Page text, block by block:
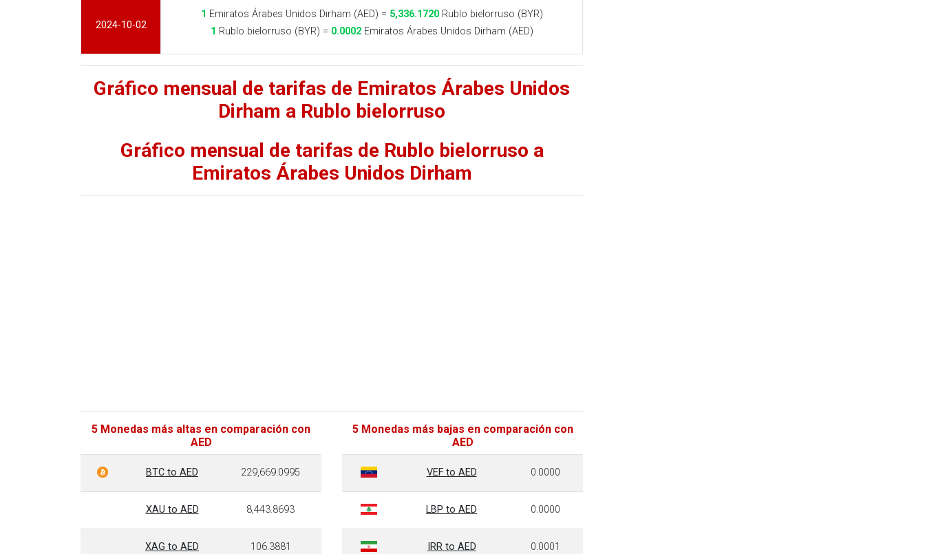
2024-10-02
1 Emiratos Árabes Unidos Dirham (AED) = 5,336.1720Rublo bielorruso (BYR)
1 Rublo bielorruso (BYR) = 0.0002Emiratos Árabes Unidos Dirham (AED)
Gráfico mensual de tarifas de Emiratos Árabes Unidos
Dirham a Rublo bielorruso
Gráfico mensual de tarifas de Rublo bielorruso a
Emiratos Árabes Unidos Dirham
5 Monedas más altas en comparación con
AED
BTC to AED 229,669.0995
XAU to AED 8,443.8693
XAG to AED 106.3881
5 Monedas más bajas en comparación con
AED
VEF to AED 0.0000
LBP to AED 0.0000
IRR to AED 0.0001